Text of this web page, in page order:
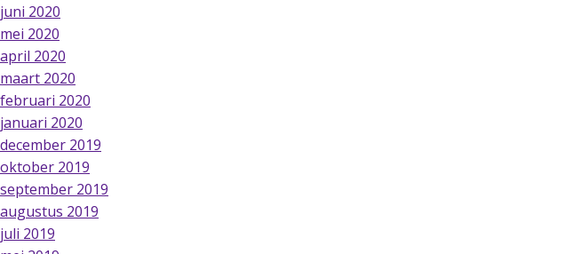
juni 2020
mei 2020
april 2020
maart 2020
februari 2020
januari 2020
december 2019
oktober 2019
september 2019
augustus 2019
juli 2019